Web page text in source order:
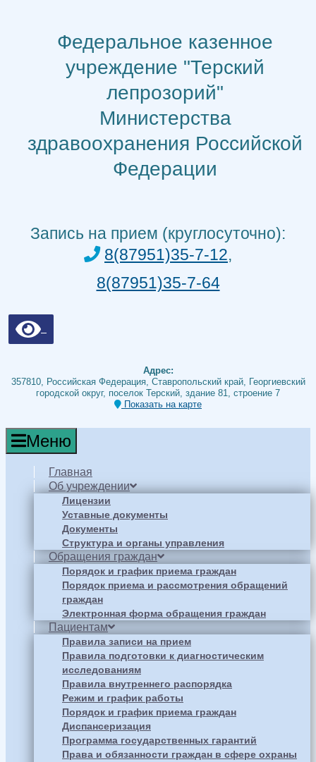
содержимомуФедеральное казенное
учреждение "Терский
лепрозорий"
Министерства
здравоохранения Российской
Федерации
Запись на прием (круглосуточно):
8(87951)35-7-12,
8(87951)35-7-64
Адрес:
357810, Российская Федерация, Ставропольский край, Георгиевский
городской округ, поселок Терский, здание 81, строение 7
Показать на карте
Меню
Главная
Об учреждении
Лицензии
Уставные документы
Документы
Структура и органы управления
Обращения граждан
Порядок и график приема граждан
Порядок приема и рассмотрения обращений
граждан
Электронная форма обращения граждан
Пациентам
Правила записи на прием
Правила подготовки к диагностическим
исследованиям
Правила внутреннего распорядка
Режим и график работы
Порядок и график приема граждан
Диспансеризация
Программа государственных гарантий
Права и обязанности граждан в сфере охраны